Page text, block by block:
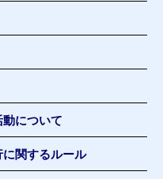
について
関するルール